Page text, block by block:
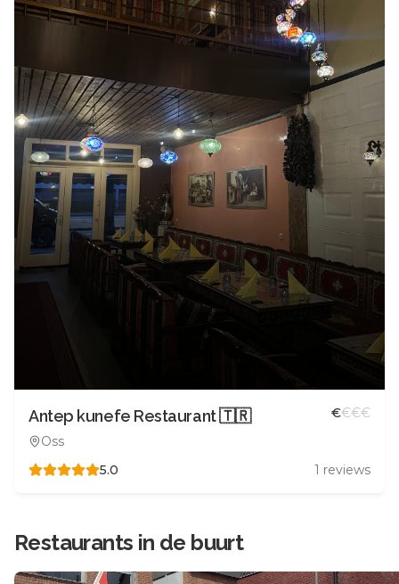
Antep kunefe Restaurant 🇹🇷
Oss
€€€€
5.0 1 reviews
Restaurants in de buurt